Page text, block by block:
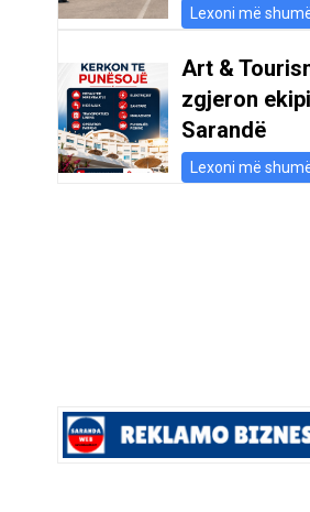
Lexoni më
Art &
zgjeron
Sarandë
Lexoni më